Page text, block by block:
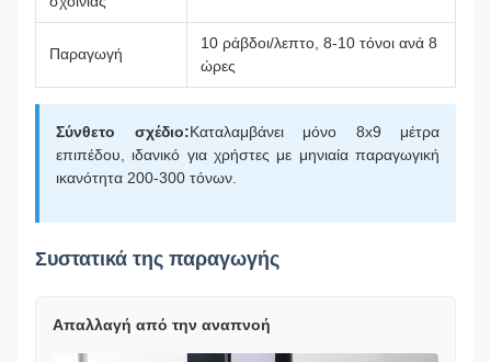
Παραγωγή
10 ράβδοι/λεπτο, 8-10 τόνοι ανά 8
ώρες
Σύνθετο σχέδιο:Καταλαμβάνει μόνο 8x9 μέτρα
επιπέδου, ιδανικό για χρήστες με μηνιαία παραγωγική
ικανότητα 200-300 τόνων.
Συστατικά της παραγωγής
Απαλλαγή από την αναπνοή